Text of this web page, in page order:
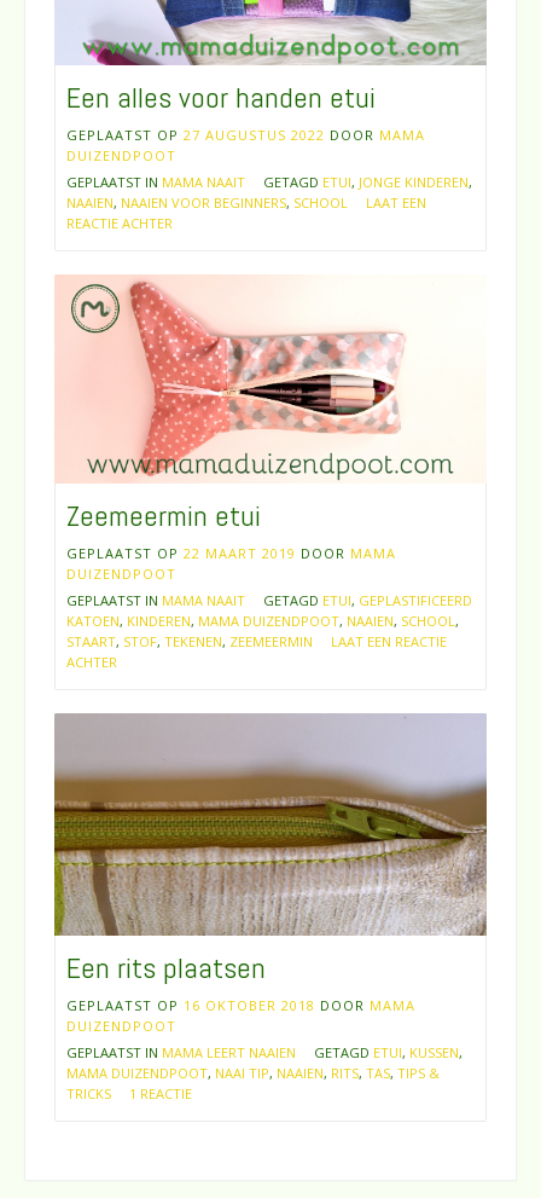
Een alles voor handen etui
GEPLAATST OP 27 AUGUSTUS 2022 DOOR MAMA
DUIZENDPOOT
GEPLAATST IN MAMA NAAIT GETAGD ETUI, JONGE KINDEREN,
NAAIEN, NAAIEN VOOR BEGINNERS, SCHOOL
LAAT EEN
REACTIE ACHTER
Zeemeermin etui
GEPLAATST OP 22 MAART 2019 DOOR MAMA
DUIZENDPOOT
GEPLAATST IN MAMA NAAIT GETAGD ETUI, GEPLASTIFICEERD
KATOEN, KINDEREN, MAMA DUIZENDPOOT, NAAIEN, SCHOOL ,
STAART, STOF, TEKENEN, ZEEMEERMIN
LAAT EEN REACTIE
ACHTER
Een rits plaatsen
GEPLAATST OP 16 OKTOBER 2018 DOOR MAMA
DUIZENDPOOT
GEPLAATST IN MAMA LEERT NAAIEN GETAGD ETUI, KUSSEN,
MAMA DUIZENDPOOT, NAAI TIP, NAAIEN, RITS, TAS, TIPS &
TRICKS
1 REACTIE